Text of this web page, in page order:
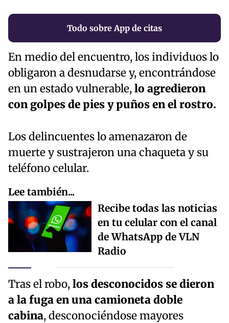
Todo sobre App de citas
En medio del encuentro, los individuos lo
obligaron a desnudarse y, encontrándose
en un estado vulnerable,lo agredieron
con golpes de pies y puños en el rostro.
Los delincuentes lo amenazaron de
muerte y sustrajeron una chaqueta y su
teléfono celular.
Lee también...
Recibe todas las noticias
en tu celular con el canal
de WhatsApp de VLN
Radio
Tras el robo,los desconocidos se dieron
a la fuga en una camioneta doble
cabina, desconociéndose mayores